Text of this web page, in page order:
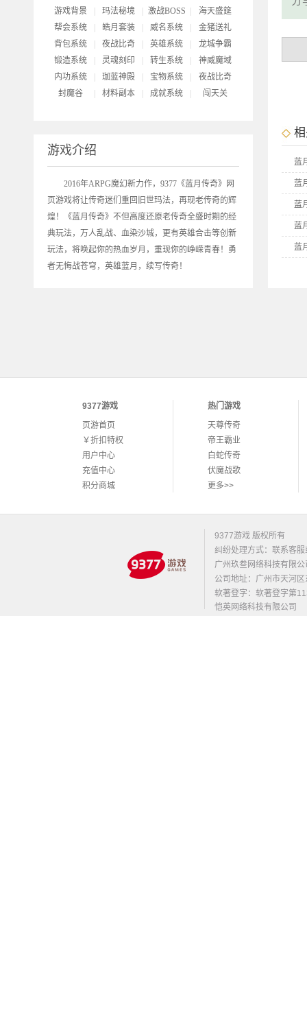
蓝
蓝
蓝
蓝
蓝
游戏背景 玛法秘境 激战BOSS
海天盛筵
帮会系统 皓月套装 威名系统
金猪送礼
背包系统 夜战比奇 英雄系统
龙城争霸
锻造系统 灵魂刻印 转生系统
神威魔域
内功系统 珈蓝神殿 宝物系统
夜战比奇
封魔谷 材料副本 成就系统 闯天关
游戏介绍
2016年ARPG魔幻新力作，9377《蓝月传奇》网
页游戏将让传奇迷们重回旧世玛法，再现老传奇的辉
煌！《蓝月传奇》不但高度还原老传奇全盛时期的经
典玩法，万人乱战、血染沙城，更有英雄合击等创新
玩法，将唤起你的热血岁月，重现你的峥嵘青春！勇
者无悔战苍穹，英雄蓝月，续写传奇！
9377游戏
页游首页
￥折扣特权
用户中心
充值中心
积分商城
热门游戏
天尊传奇
帝王霸业
白蛇传奇
伏魔战歌
更多>>
9377游戏 版权所有
纠纷处理方式：联系客服
广州玖叁网络科技有限
公司地址：广州市天河
软著登字：软著登字第
恺英网络科技有限公司